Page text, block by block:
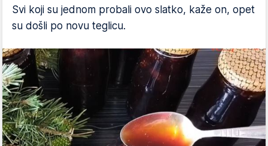
Svi koji su jednom probali ovo slatko, kaže on, opet
su došli po novu teglicu.